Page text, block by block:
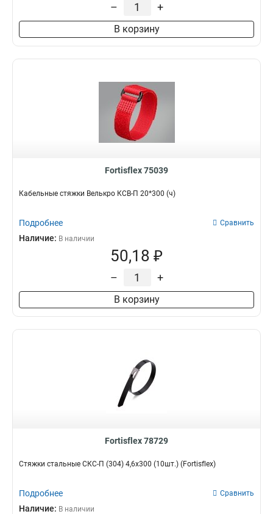
– +
В корзину
Fortisflex 75039
Кабельные стяжки Велькро КСВ-П 20*300 (ч)
Подробнее Сравнить
Наличие: В наличии
50,18 ₽
– +
В корзину
Fortisflex 78729
Стяжки стальные СКС-П (304) 4,6х300 (10шт.) (Fortisflex)
Подробнее Сравнить
Наличие: В наличии